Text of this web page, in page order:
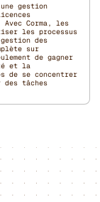
gestion
Corma, les
les processus
des
sur
de gagner
et la
de se concentrer
tâches